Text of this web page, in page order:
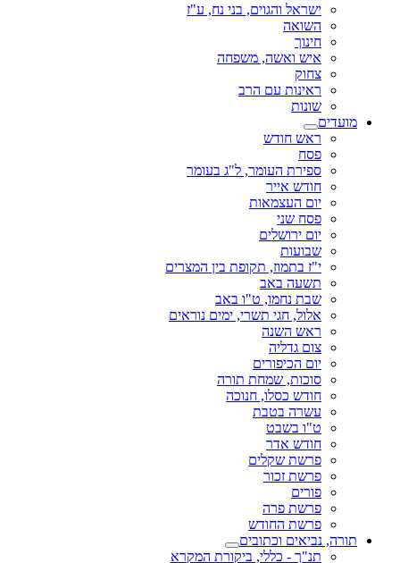
ישראל והגוים, בני נח, ע"ז
השואה
חינוך
איש ואשה, משפחה
צחוק
ראינות עם הרב
שונות
מועדים
ראש חודש
פסח
ספירת העומר, ל"ג בעומר
חודש אייר
יום העצמאות
פסח שני
יום ירושלים
שבועות
י"ז בתמוז, תקופת בין המצרים
תשעה באב
שבת נחמו, ט"ו באב
אלול, חגי תשרי, ימים נוראים
ראש השנה
צום גדליה
יום הכיפורים
סוכות, שמחת תורה
חודש כסלו, חנוכה
עשרה בטבת
ט"ו בשבט
חודש אדר
פרשת שקלים
פרשת זכור
פורים
פרשת פרה
פרשת החודש
תורה, נביאים וכתובים
תנ"ך - כללי, ביקורת המקרא